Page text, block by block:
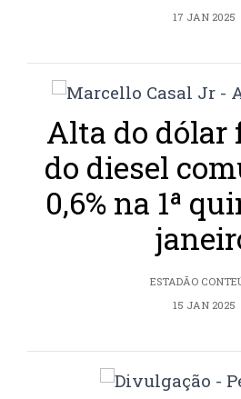
17 JAN 2025
Alta do dólar
do diesel
0,6% na 1ª
ESTADÃO
15 JAN 2025